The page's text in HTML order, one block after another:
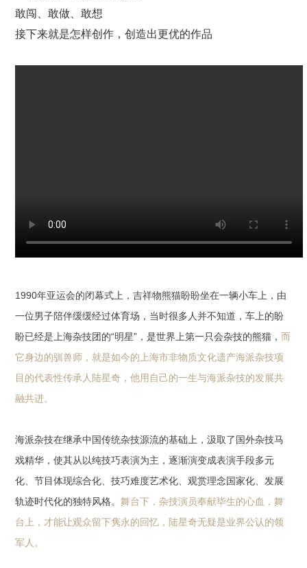
敢闯、敢做、敢想
接下来就是怎样创作，创造出更优的作品
1990年亚运会的闭幕式上，吉祥物熊猫盼盼坐在一辆小车上，由
一位男子陪伴缓缓经过体育场， 当时很多人并不知道，车上的盼
盼已经是上海杂技团的“明星”，是世界上第一只会杂技的熊猫，而
它身边的驯兽师，就是如今的上海市非物质文化遗产海派杂技项
目的代表性传承人陆星奇，他用自己的一生与海派杂技的发展共
融共进。
海派杂技在继承中国传统杂技源流的基础上，汲取了国外杂技马
戏精华，使其从以纯技巧表演为主，逐渐演变成表演手段多元
化、节目体现综合化、技巧难度艺术化、观赏理念国家化、发展
轨迹时代化的独特风格。舞台下，杂技演员奉献毕生的心血，舞
台上，才能让观众留下隽永的回忆，陆星奇无疑是业界公认的领
军人。